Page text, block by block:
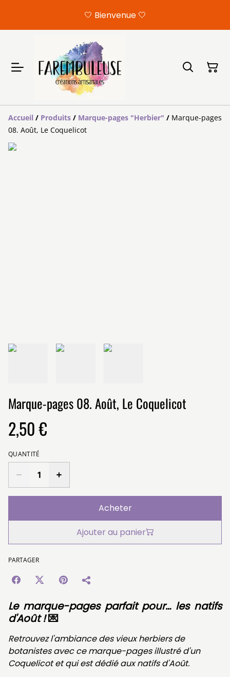
🤍 Bienvenue 🤍
Accueil / Produits / Marque-pages "Herbier" / Marque-pages
08. Août, Le Coquelicot
Marque-pages 08. Août, Le Coquelicot
2,50 €
QUANTITÉ
Acheter
Ajouter au panier
PARTAGER
Le marque-pages parfait pour… les natifs
d'Août !💌
Retrouvez l'ambiance des vieux herbiers de
botanistes avec ce marque-pages illustré d'un
Coquelicot et qui est dédié aux natifs d'Août.